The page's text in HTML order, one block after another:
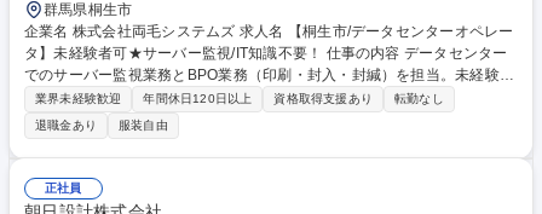
群馬県桐生市
企業名 株式会社両毛システムズ 求人名 【桐生市/データセンターオペレー
タ】未経験者可★サーバー監視/IT知識不要！ 仕事の内容 データセンター
でのサーバー監視業務とBPO業務（印刷・封入・封緘）を担当。未経験で
もOJTで段階的に習得可能。24時間3交替制のシフト勤務で平日休みや連
休取得も可能。キャリアアップの道も複数用意しています。 【1】サーバ
ー監視業務：専用ツールを使用したシステム監視、異常時のエスカレーシ
ョン、サーバーの目視点検など 【2】BPO業務：お客様データの印刷、裁
断・圧着・封入封緘などの後処理作業 【3】2拠点（本社DC・RSDC）で
の勤務となり、シフトにより勤務場所が変わります 【4】24時間3交替制
業界未経験歓迎 年間休日120日以上 資格取得支援あり
転勤なし
退職金あり
服装自由
正社員